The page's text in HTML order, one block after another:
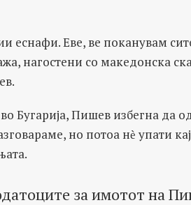
еснафи. Еве, ве поканувам
нагостени со македонска
Бугарија, Пишев избегна да
но потоа нѐ упати
за имотот на